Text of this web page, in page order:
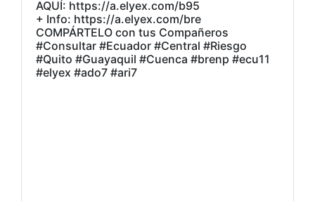
AQUÍ: https://a.elyex.com/b95
+ Info: https://a.elyex.com/bre
COMPÁRTELO con tus Compañeros
#Consultar #Ecuador #Central #Riesgo
#Quito #Guayaquil #Cuenca #brenp #ecu11
#elyex #ado7 #ari7